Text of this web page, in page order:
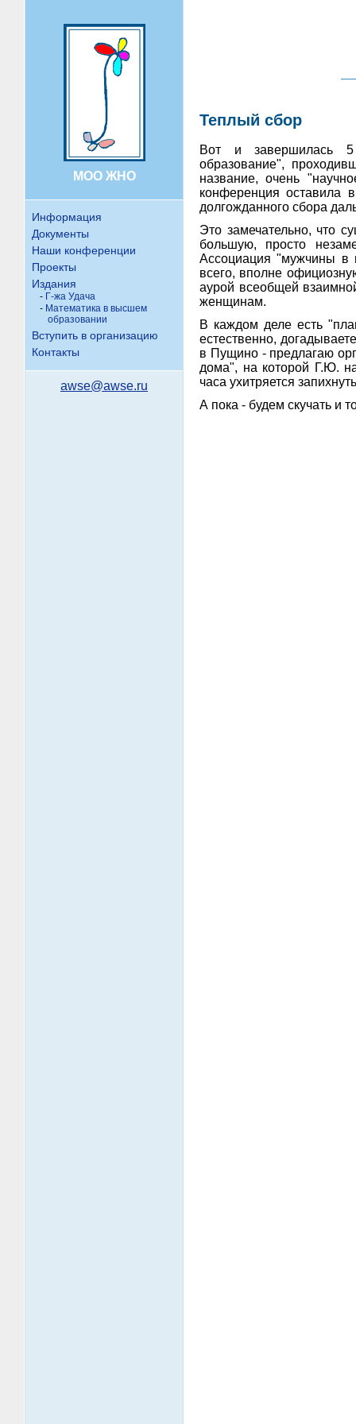
МОО ЖНО
Информация
Документы
Наши конференции
Проекты
Издания
- Г-жа Удача
- Математика в высшем
образовании
Вступить в организацию
Контакты
awse@awse.ru
Теплый сбор
Вот и завершилась 5
образование",
название, очень
конференция оставила
долгожданного сбора
Это замечательно, что
большую, просто
Ассоциация "мужчины в
всего, вполне
аурой всеобщей
женщинам.
В каждом деле есть
естественно,
в Пущино - предлагаю
дома", на которой Г.Ю.
часа ухитряется
А пока - будем скучать и